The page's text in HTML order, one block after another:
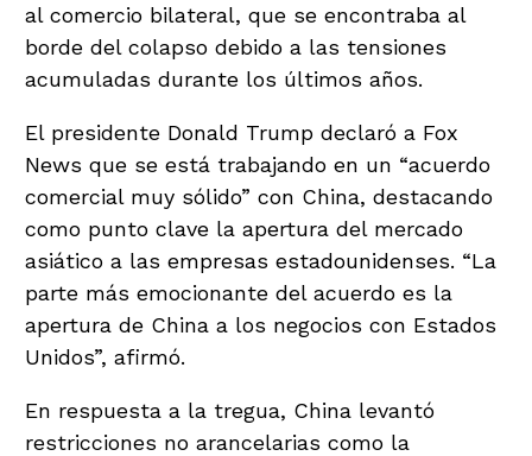
al comercio bilateral, que se encontraba al
borde del colapso debido a las tensiones
acumuladas durante los últimos años.
El presidente Donald Trump declaró a Fox
News que se está trabajando en un “acuerdo
comercial muy sólido” con China, destacando
como punto clave la apertura del mercado
asiático a las empresas estadounidenses. “La
parte más emocionante del acuerdo es la
apertura de China a los negocios con Estados
Unidos”, afirmó.
En respuesta a la tregua, China levantó
restricciones no arancelarias como la